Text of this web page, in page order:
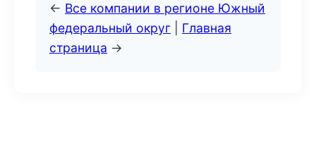
← Все компании в регионе Южный
федеральный округ
Главная
страница →